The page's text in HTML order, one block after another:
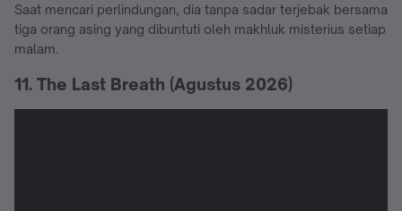
Saat mencari perlindungan, dia tanpa sadar terjebak bersama
tiga orang asing yang dibuntuti oleh makhluk misterius setiap
malam.
11. The Last Breath (Agustus 2026)